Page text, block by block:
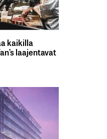
kaikilla
laajentavat